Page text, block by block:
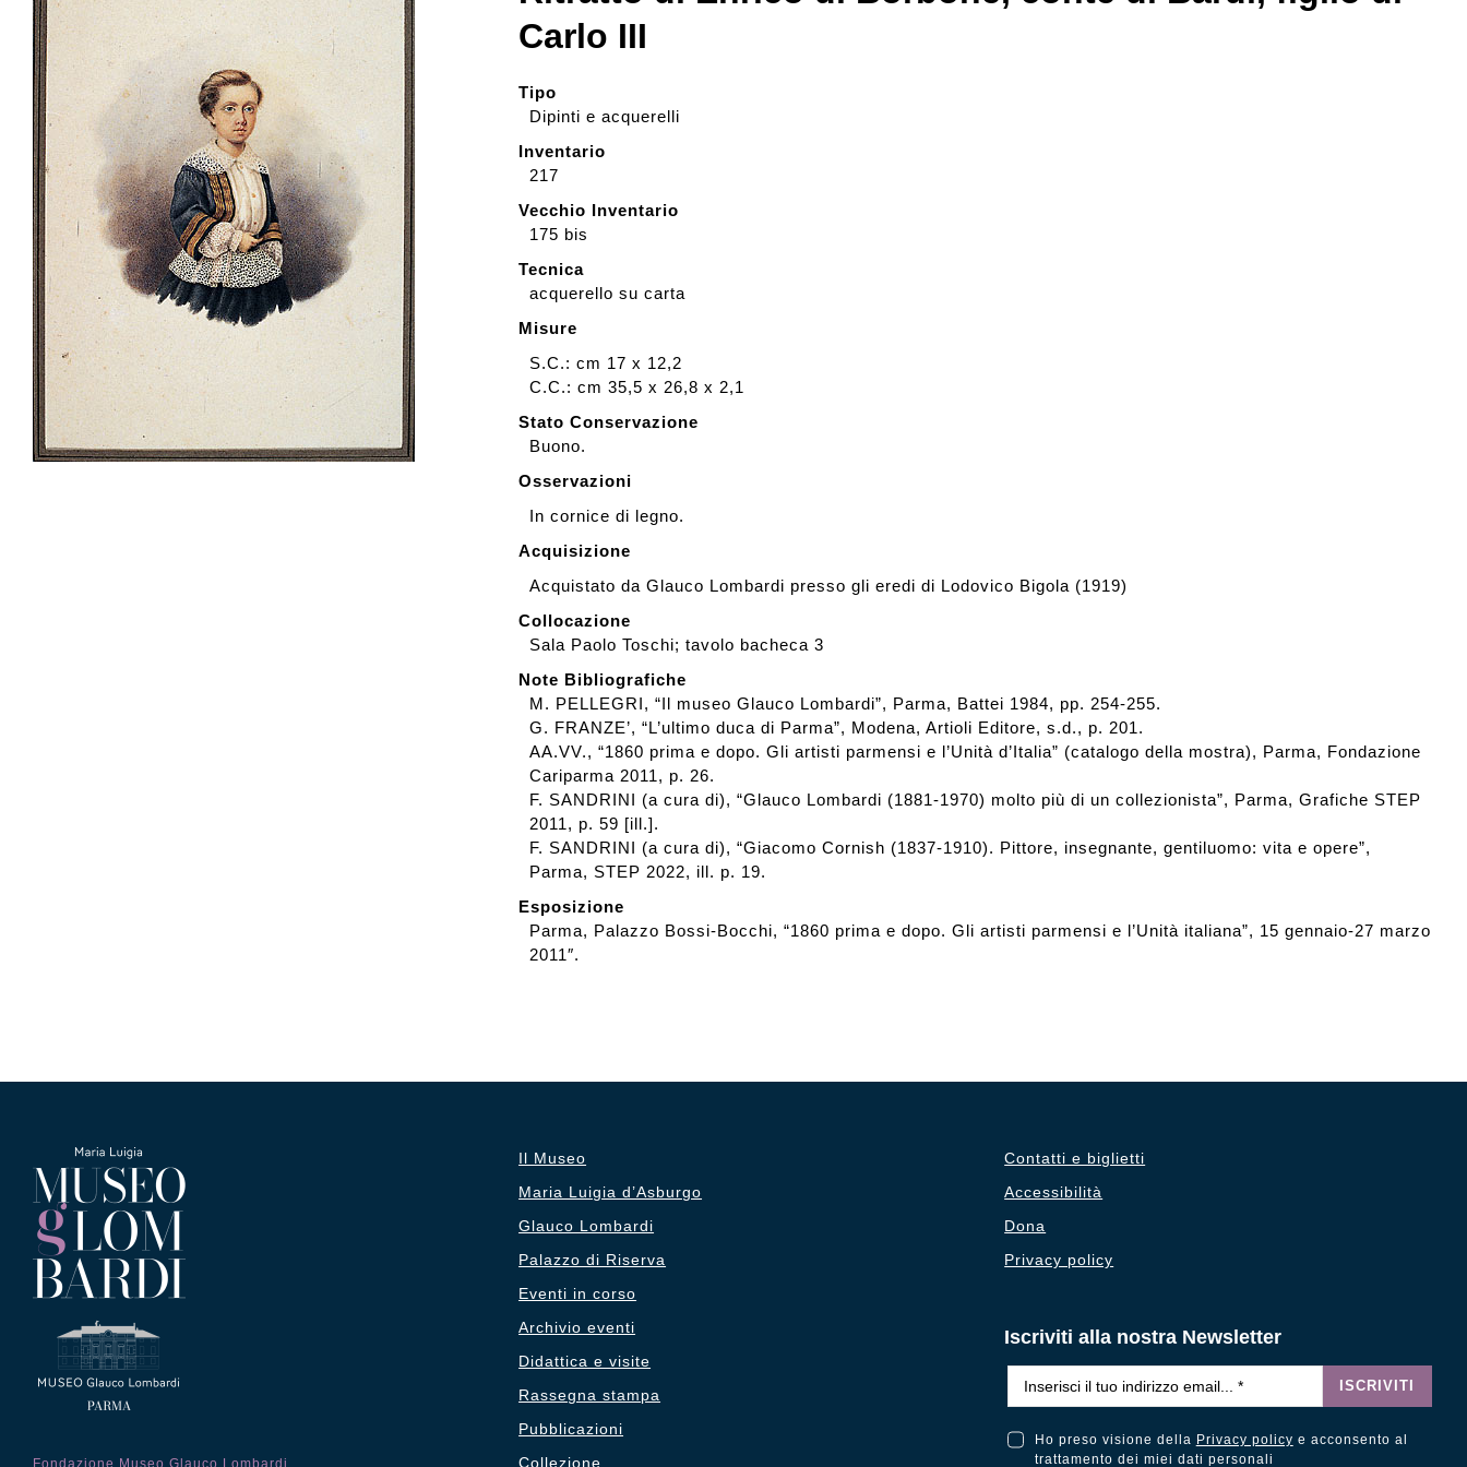
Sala Maria Luigia
Carlo III
Tipo
Dipinti e acquerelli
Inventario
217
Vecchio Inventario
175 bis
Tecnica
acquerello su carta
Misure
S.C.: cm 17 x 12,2
C.C.: cm 35,5 x 26,8 x 2,1
Stato Conservazione
Buono.
Osservazioni
In cornice di legno.
Acquisizione
Acquistato da Glauco Lombardi presso gli eredi di Lodovico Bigola (1919)
Collocazione
Sala Paolo Toschi; tavolo bacheca 3
Note Bibliografiche
M. PELLEGRI, “Il museo Glauco Lombardi”, Parma, Battei 1984, pp. 254-255.
G. FRANZE’, “L’ultimo duca di Parma”, Modena, Artioli Editore, s.d., p. 201.
AA.VV., “1860 prima e dopo. Gli artisti parmensi e l’Unità d’Italia” (catalogo della mostra), Parma, Fondazione
Cariparma 2011, p. 26.
F. SANDRINI (a cura di), “Glauco Lombardi (1881-1970) molto più di un collezionista”, Parma, Grafiche STEP
2011, p. 59 [ill.].
F. SANDRINI (a cura di), “Giacomo Cornish (1837-1910). Pittore, insegnante, gentiluomo: vita e opere”,
Parma, STEP 2022, ill. p. 19.
Esposizione
Parma, Palazzo Bossi-Bocchi, “1860 prima e dopo. Gli artisti parmensi e l’Unità italiana”, 15 gennaio-27 marzo
2011″.
Fondazione Museo Glauco Lombardi
Il Museo
Maria Luigia d’Asburgo
Glauco Lombardi
Palazzo di Riserva
Eventi in corso
Archivio eventi
Didattica e visite
Rassegna stampa
Pubblicazioni
Collezione
Contatti e biglietti
Accessibilità
Dona
Privacy policy
Iscriviti alla nostra Newsletter
ISCRIVITI
Ho preso visione della Privacy policy e acconsento al
trattamento dei miei dati personali